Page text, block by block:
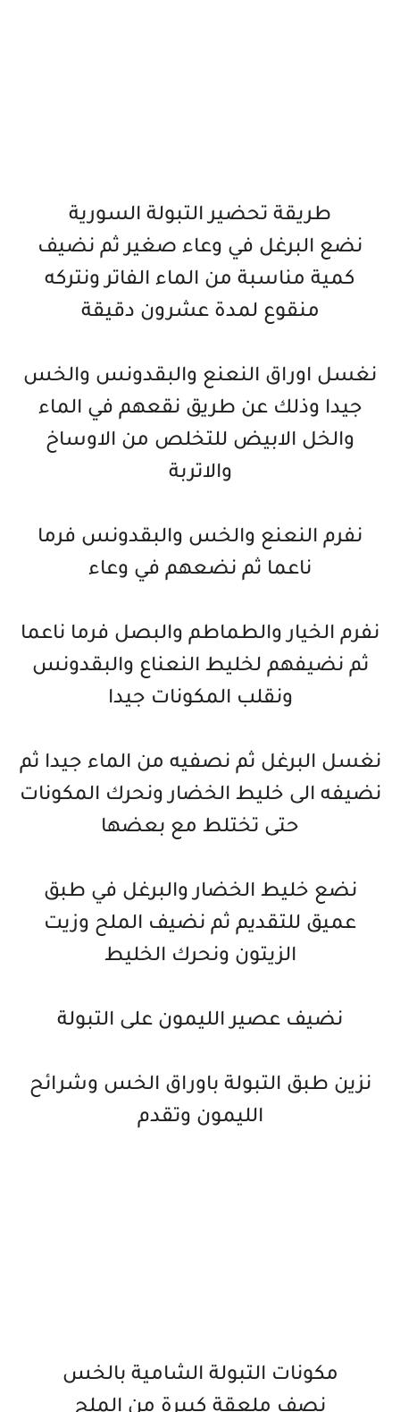
طريقة تحضير التبولة السورية
نضع البرغل في وعاء صغير ثم نضيف
كمية مناسبة من الماء الفاتر ونتركه
منقوع لمدة عشرون دقيقة
نغسل اوراق النعنع والبقدونس والخس
جيدا وذلك عن طريق نقعهم في الماء
والخل الابيض للتخلص من الاوساخ
والاتربة
نفرم النعنع والخس والبقدونس فرما
ناعما ثم نضعهم في وعاء
نفرم الخيار والطماطم والبصل فرما ناعما
ثم نضيفهم لخليط النعناع والبقدونس
ونقلب المكونات جيدا
نغسل البرغل ثم نصفيه من الماء جيدا ثم
نضيفه الى خليط الخضار ونحرك المكونات
حتى تختلط مع بعضها
نضع خليط الخضار والبرغل في طبق
عميق للتقديم ثم نضيف الملح وزيت
الزيتون ونحرك الخليط
نضيف عصير الليمون على التبولة
نزين طبق التبولة باوراق الخس وشرائح
الليمون وتقدم
مكونات التبولة الشامية بالخس